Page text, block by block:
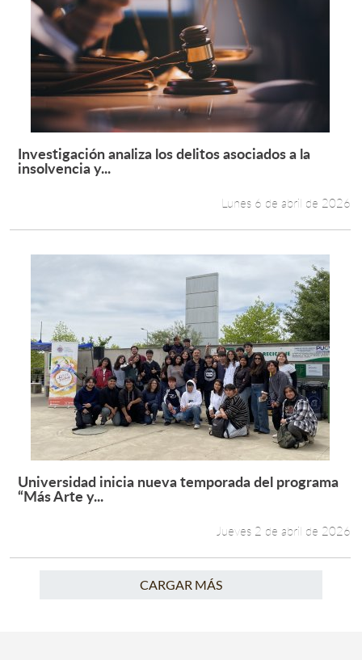
Leer más +
Investigación analiza los delitos asociados a la
insolvencia y...
Lunes 6 de abril de 2026
Leer más +
Universidad inicia nueva temporada del programa
“Más Arte y...
Jueves 2 de abril de 2026
CARGAR MÁS